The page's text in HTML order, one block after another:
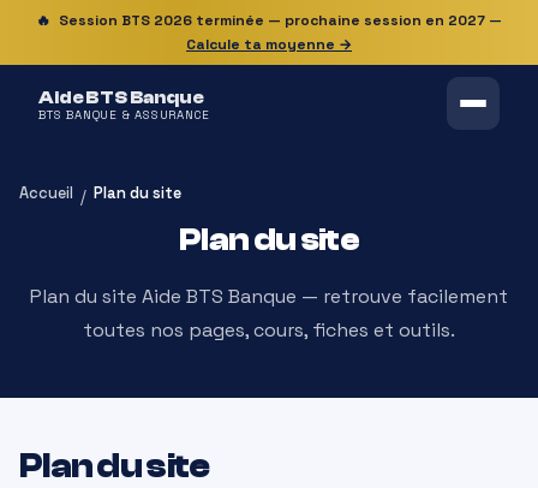
🔥 Session BTS 2026 terminée — prochaine session en 2027 —
Calcule ta moyenne →
Aide BTS Banque
BTS BANQUE & ASSURANCE
Accueil / Plan du site
Plan du site
Plan du site Aide BTS Banque — retrouve facilement
toutes nos pages, cours, fiches et outils.
Plan du site